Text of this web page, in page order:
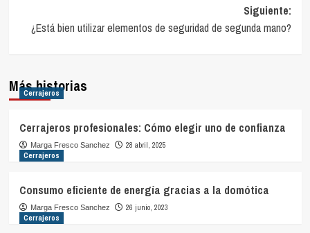
entradas
Siguiente:
¿Está bien utilizar elementos de seguridad de segunda mano?
Más historias
Cerrajeros
Cerrajeros profesionales: Cómo elegir uno de confianza
Marga Fresco Sanchez
28 abril, 2025
Cerrajeros
Consumo eficiente de energía gracias a la domótica
Marga Fresco Sanchez
26 junio, 2023
Cerrajeros